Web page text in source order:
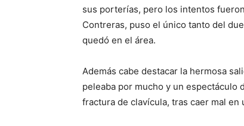
sus porterías, pero los intentos
Contreras, puso el único tanto del
quedó en el área.
Además cabe destacar la hermosa
peleaba por mucho y un espectáculo
fractura de clavícula, tras caer mal en